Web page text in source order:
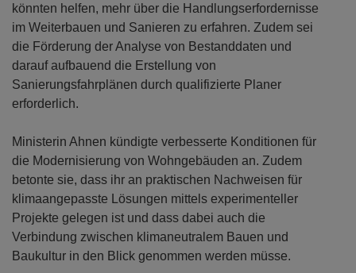
könnten helfen, mehr über die Handlungserfordernisse
im Weiterbauen und Sanieren zu erfahren. Zudem sei
die Förderung der Analyse von Bestanddaten und
darauf aufbauend die Erstellung von
Sanierungsfahrplänen durch qualifizierte Planer
erforderlich.
Ministerin Ahnen kündigte verbesserte Konditionen für
die Modernisierung von Wohngebäuden an. Zudem
betonte sie, dass ihr an praktischen Nachweisen für
klimaangepasste Lösungen mittels experimenteller
Projekte gelegen ist und dass dabei auch die
Verbindung zwischen klimaneutralem Bauen und
Baukultur in den Blick genommen werden müsse.